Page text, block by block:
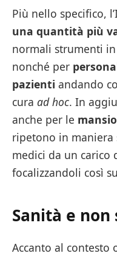
Più nello specifico,
una quantità più
normali strumenti
nonché per
pazienti andando
cura ad hoc. In
anche per le
ripetono in maniera
medici da un carico
focalizzandoli così
Sanità e
Accanto al contesto